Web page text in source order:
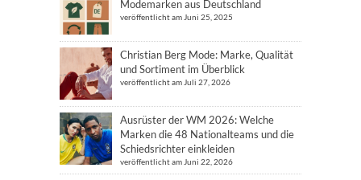
Modemarken aus Deutschland
veröffentlicht am Juni 25, 2025
Christian Berg Mode: Marke, Qualität
und Sortiment im Überblick
veröffentlicht am Juli 27, 2026
Ausrüster der WM 2026: Welche
Marken die 48 Nationalteams und die
Schiedsrichter einkleiden
veröffentlicht am Juni 22, 2026